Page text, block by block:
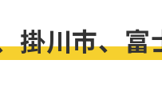
掛川市、